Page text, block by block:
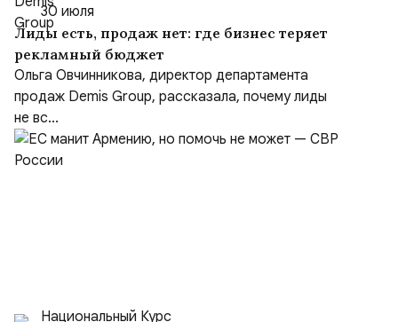
30 июля
Лиды есть, продаж нет: где бизнес теряет
рекламный бюджет
Ольга Овчинникова, директор департамента
продаж Demis Group, рассказала, почему лиды
не вс...
Национальный Курс